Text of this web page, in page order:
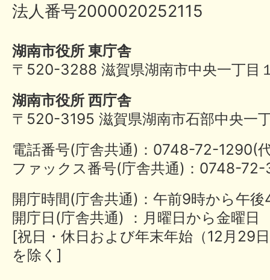
法人番号2000020252115
湖南市役所 東庁舎
〒520-3288 滋賀県湖南市中央一丁目
湖南市役所 西庁舎
〒520-3195 滋賀県湖南市石部中央一
電話番号(庁舎共通)：0748-72-
ファックス番号(庁舎共通)：0748-
開庁時間(庁舎共通)：午前9時から午
開庁日(庁舎共通) ：月曜日から金曜日
[祝日・休日および年末年始（12月29
を除く]